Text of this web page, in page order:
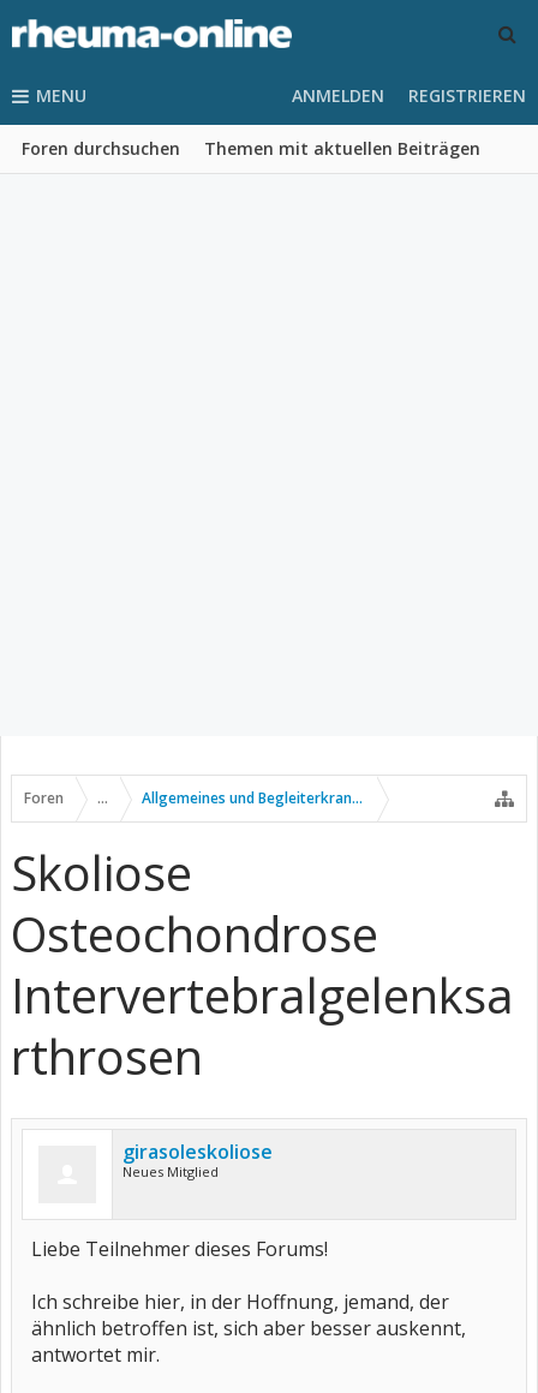
MENU
Foren durchsuchen Themen mit aktuellen Beiträgen
ANMELDEN REGISTRIEREN
Foren ... Allgemeines und Begleiterkrankungen
Skoliose
Osteochondrose
Intervertebralgelenksa
rthrosen
girasoleskoliose
Neues Mitglied
Liebe Teilnehmer dieses Forums!
Ich schreibe hier, in der Hoffnung, jemand, der
ähnlich betroffen ist, sich aber besser auskennt,
antwortet mir.